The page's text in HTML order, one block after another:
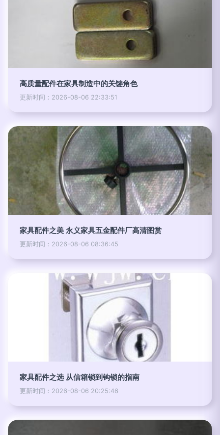
高质量配件在家具制造中的关键角色
更新时间：2026-08-06 22:33:51
家具配件之美 永义家具五金配件厂高清图赏
更新时间：2026-08-06 08:36:45
家具配件之选 从信箱锁到钩锁的指南
更新时间：2026-08-06 20:25:46